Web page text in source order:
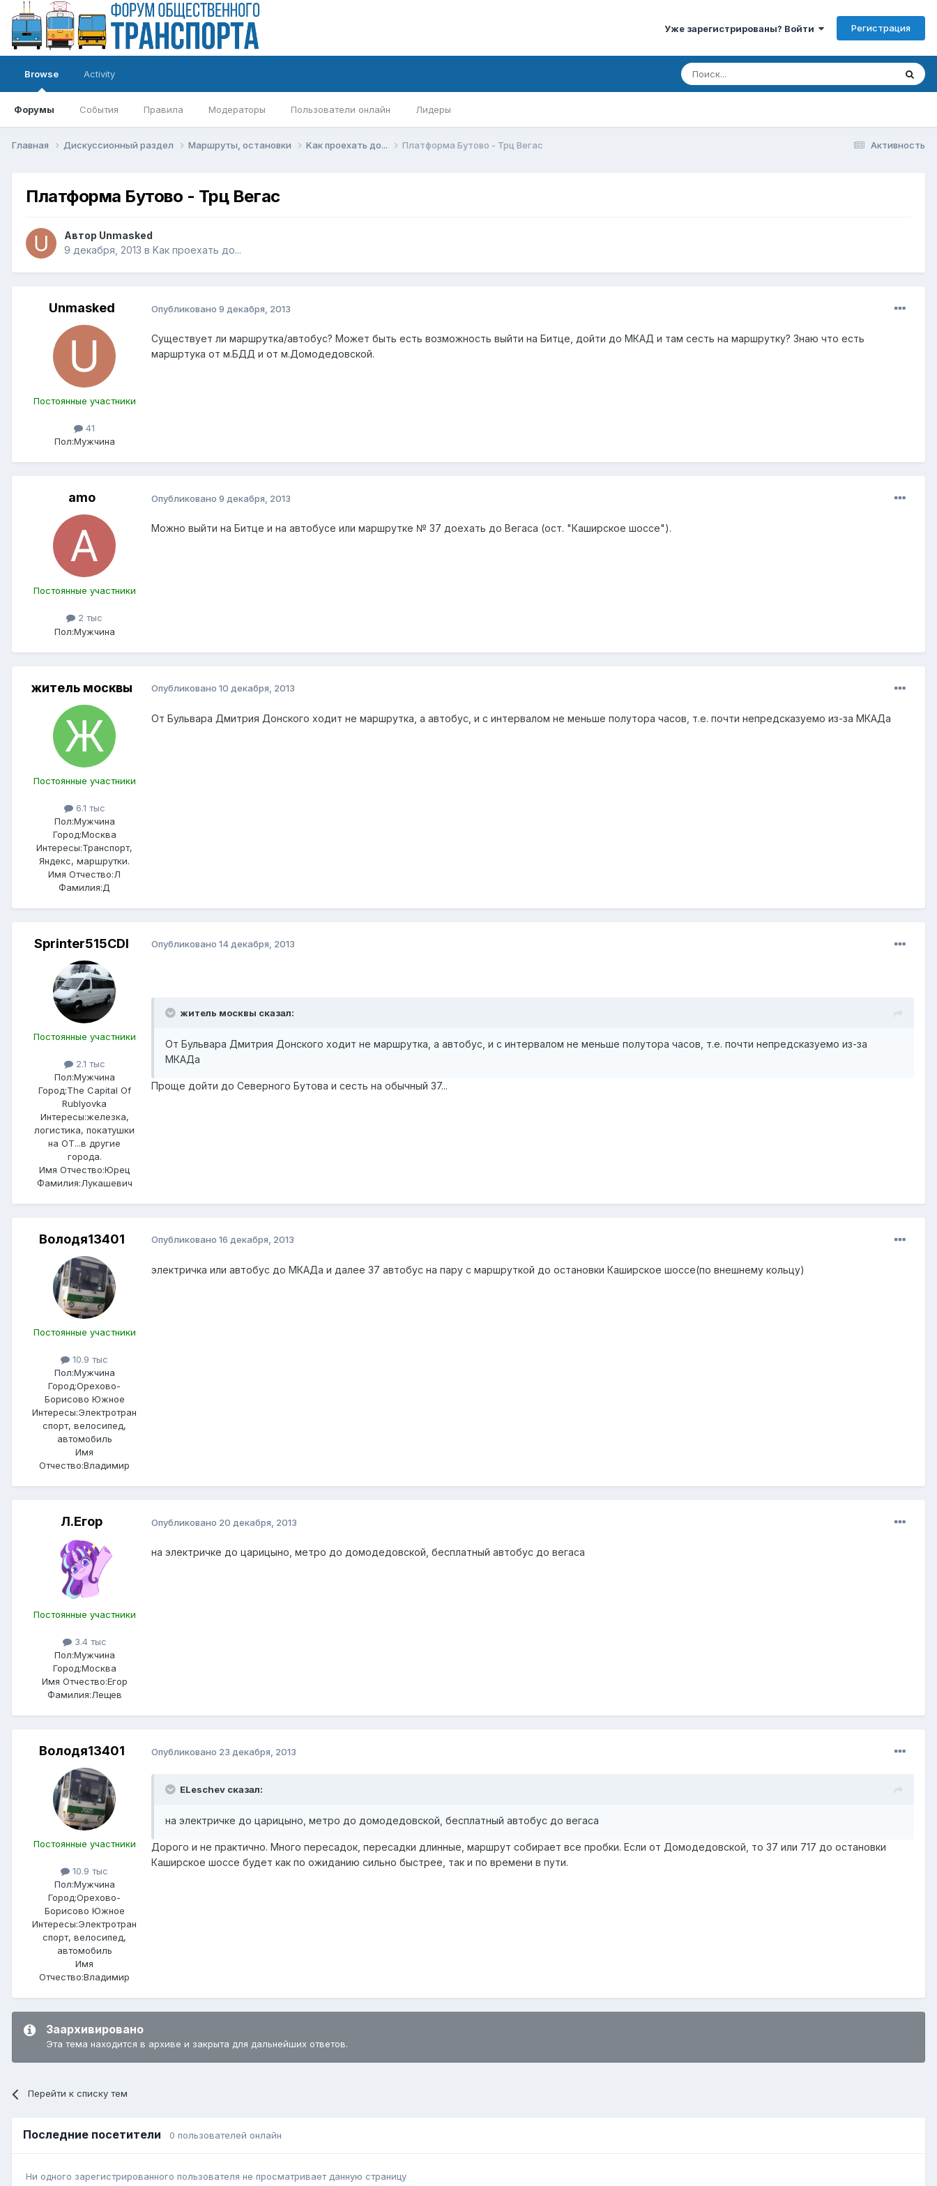
Уже зарегистрированы? Войти Регистрация
Browse
Форумы События Правила Модераторы Пользователи онлайн Лидеры
Activity
Активность
Главная Дискуссионный раздел Маршруты, остановки Kак проехать до... Платформа Бутово - Трц Вегас
Платформа Бутово - Трц Вегас
Автор Unmasked
9 декабря, 2013 в Kак проехать до...
Unmasked
Постоянные участники
41
Пол:Мужчина
Опубликовано 9 декабря, 2013
Существует ли маршрутка/автобус? Может быть есть возможность выйти на Битце, дойти до МКАД и там сесть на маршрутку? Знаю что есть
маршртука от м.БДД и от м.Домодедовской.
amo
Постоянные участники
2 тыс
Пол:Мужчина
Опубликовано 9 декабря, 2013
Можно выйти на Битце и на автобусе или маршрутке № 37 доехать до Вегаса (ост. "Каширское шоссе").
житель москвы
Постоянные участники
6.1 тыс
Пол:Мужчина
Город:Москва
Интересы:Транспорт,
Яндекс, маршрутки.
Имя Отчество:Л
Фамилия:Д
Опубликовано 10 декабря, 2013
От Бульвара Дмитрия Донского ходит не маршрутка, а автобус, и с интервалом не меньше полутора часов, т.е. почти непредсказуемо из-за МКАДа
Sprinter515CDI
Постоянные участники
2.1 тыс
Пол:Мужчина
Город:The Capital Of
Rublyovka
Интересы:железка,
логистика, покатушки
на ОТ...в другие
города.
Имя Отчество:Юрец
Фамилия:Лукашевич
Опубликовано 14 декабря, 2013
житель москвы сказал:
От Бульвара Дмитрия Донского ходит не маршрутка, а автобус, и с интервалом не меньше полутора часов, т.е. почти непредсказуемо из-за
МКАДа
Проще дойти до Северного Бутова и сесть на обычный 37...
Володя13401
Постоянные участники
10.9 тыс
Пол:Мужчина
Город:Орехово-
Борисово Южное
Интересы:Электротран
спорт, велосипед,
автомобиль
Имя
Отчество:Владимир
Опубликовано 16 декабря, 2013
электричка или автобус до МКАДа и далее 37 автобус на пару с маршруткой до остановки Каширское шоссе(по внешнему кольцу)
Л.Егор
Постоянные участники
3.4 тыс
Пол:Мужчина
Город:Москва
Имя Отчество:Егор
Фамилия:Лещев
Опубликовано 20 декабря, 2013
на электричке до царицыно, метро до домодедовской, бесплатный автобус до вегаса
Володя13401
Постоянные участники
10.9 тыс
Пол:Мужчина
Город:Орехово-
Борисово Южное
Интересы:Электротран
спорт, велосипед,
автомобиль
Имя
Отчество:Владимир
Опубликовано 23 декабря, 2013
ELeschev сказал:
на электричке до царицыно, метро до домодедовской, бесплатный автобус до вегаса
Дорого и не практично. Много пересадок, пересадки длинные, маршрут собирает все пробки. Если от Домодедовской, то 37 или 717 до остановки
Каширское шоссе будет как по ожиданию сильно быстрее, так и по времени в пути.
Заархивировано
Эта тема находится в архиве и закрыта для дальнейших ответов.
Перейти к списку тем
Последние посетители 0 пользователей онлайн
Ни одного зарегистрированного пользователя не просматривает данную страницу